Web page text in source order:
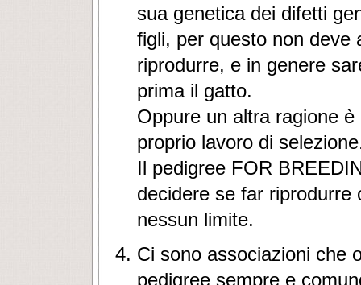
sua genetica dei difetti
figli, per questo non deve
riprodurre, e in genere
prima il gatto.
Oppure un altra ragione
proprio lavoro di
Il pedigree FOR
decidere se far riprodurre
nessun limite.
Ci sono associazioni che
pedigree sempre e